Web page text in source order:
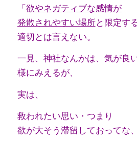
「欲やネガティブな感情が
発散されやすい場所と限定す
適切とは言えない。
一見、神社なんかは、気が良
様にみえるが、
実は、
救われたい思い・つまり
欲が大そう滞留しておってな、